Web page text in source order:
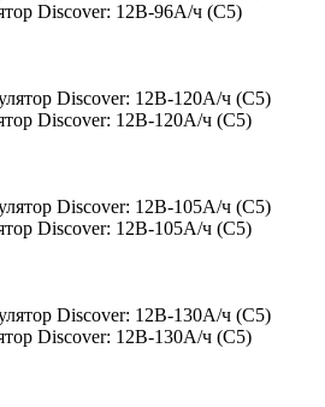
Discover: 12В-96А/ч (С5)
Discover: 12В-120А/ч (С5)
Discover: 12В-105А/ч (С5)
Discover: 12В-130А/ч (С5)